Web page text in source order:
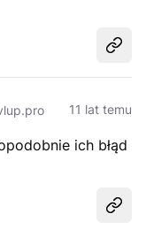
11 lat temu
ich błąd